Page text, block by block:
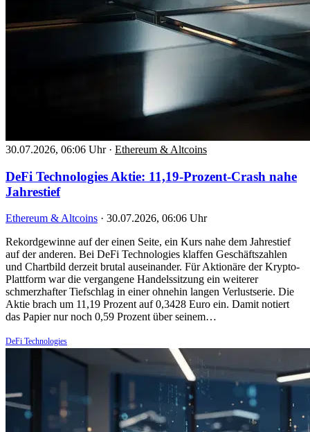
30.07.2026, 06:06 Uhr · Ethereum & Altcoins
DeFi Technologies Aktie: 11,19-Prozent-Crash nahe
Jahrestief
Ethereum & Altcoins · 30.07.2026, 06:06 Uhr
Rekordgewinne auf der einen Seite, ein Kurs nahe dem Jahrestief
auf der anderen. Bei DeFi Technologies klaffen Geschäftszahlen
und Chartbild derzeit brutal auseinander. Für Aktionäre der Krypto-
Plattform war die vergangene Handelssitzung ein weiterer
schmerzhafter Tiefschlag in einer ohnehin langen Verlustserie. Die
Aktie brach um 11,19 Prozent auf 0,3428 Euro ein. Damit notiert
das Papier nur noch 0,59 Prozent über seinem…
DeFi Technologies